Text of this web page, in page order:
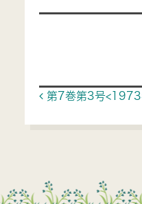
Post
第7巻第3号<1973